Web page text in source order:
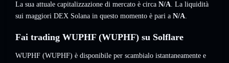
La sua attuale capitalizzazione di mercato è circa N/A. La liquidità
sui maggiori DEX Solana in questo momento è pari a N/A.
Fai trading WUPHF (WUPHF) su Solflare
WUPHF (WUPHF) è disponibile per scambialo istantaneamente e